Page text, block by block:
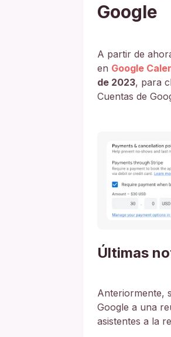
Google
A partir de
en Google
de 2023, para
Cuentas de
Últimas
Anteriormente,
Google a una
asistentes a la